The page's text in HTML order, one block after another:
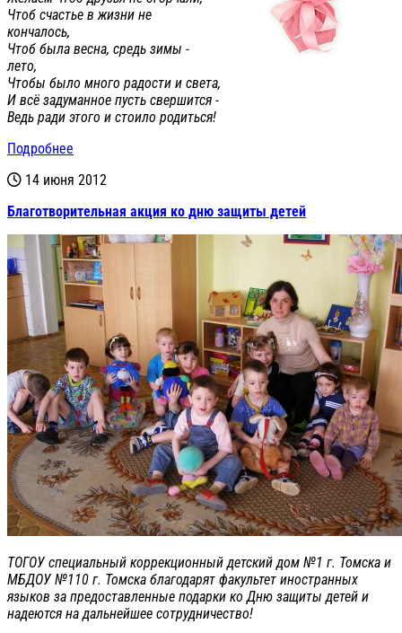
Чтоб счастье в жизни не
кончалось,
Чтоб была весна, средь зимы -
лето,
Чтобы было много радости и света,
И всё задуманное пусть свершится -
Ведь ради этого и стоило родиться!
Подробнее
14 июня 2012
Благотворительная акция ко дню защиты детей
ТОГОУ специальный коррекционный детский дом №1 г. Томска и
МБДОУ №110 г. Томска благодарят факультет иностранных
языков за предоставленные подарки ко Дню защиты детей и
надеются на дальнейшее сотрудничество!